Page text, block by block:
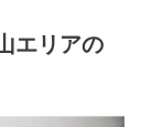
エリアの